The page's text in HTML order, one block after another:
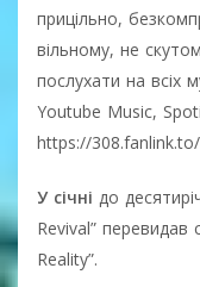
прицільно,
вільному, не
послухати на всіх
Youtube Music,
https://
У січні до
Revival” перевидав
Reality”.